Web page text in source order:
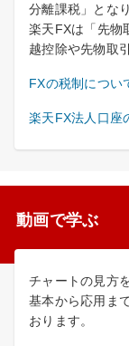
分離課税」とな
楽天FXは「先物
越控除や先物取
FXの税制につい
楽天FX法人口座
動画で学ぶ
チャートの見方
基本から応用ま
おります。